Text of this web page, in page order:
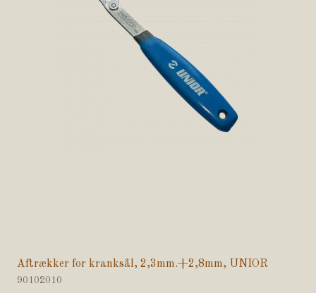
Aftrækker for kranksål, 2,3mm.+2,8mm, UNIOR
90102010